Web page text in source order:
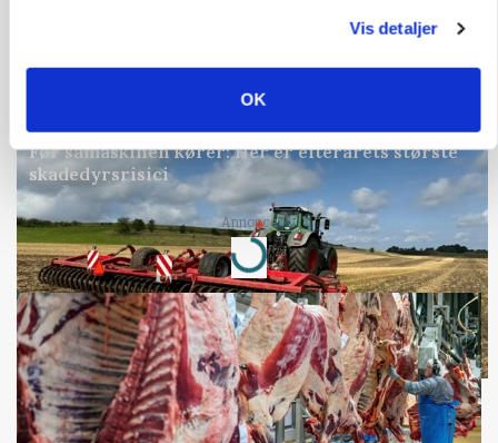
Vis detaljer
OK
Snart kan man søge tilskud til naturprojekter
PLANTER
Før såmaskinen kører: Her er efterårets største
skadedyrsrisici
Annonce
Loading...